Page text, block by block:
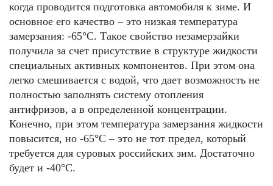
когда проводится подготовка автомобиля к зиме. И
основное его качество – это низкая температура
замерзания: -65°С. Такое свойство незамерзайки
получила за счет присутствие в структуре жидкости
специальных активных компонентов. При этом она
легко смешивается с водой, что дает возможность не
полностью заполнять систему отопления
антифризов, а в определенной концентрации.
Конечно, при этом температура замерзания жидкости
повысится, но -65°С – это не тот предел, который
требуется для суровых российских зим. Достаточно
будет и -40°С.